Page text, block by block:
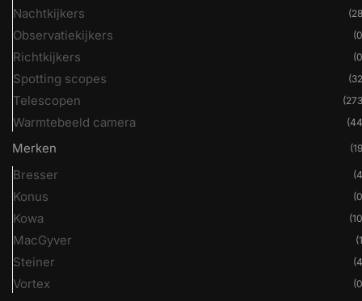
Nachtkijkers
Observatiekijkers
Richtkijkers
Spotting scopes
Telescopen
Warmtebeeld camera
Merken
Bresser
Konus
Kowa
MacGyver
Steiner
Vortex